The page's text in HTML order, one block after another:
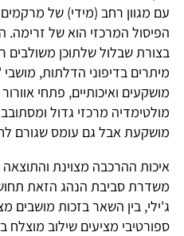
עם מגוון רחב (מידי) של מרקמים
הפיסול המרכזי הוא של זרימה.
בצורת שבלול שלתוכן משולבים
מיתרים בדיפוני הדלתות,
מושקעים ואיכותיים, פתחי
מולטימדיה מרכזי גדול
מושקעת אבל גם עומס שגורם
איכות ההרכבה מצוינת
משדרת סביבת הנהג הזאת
ג'ילי, בין השאר בזכות מושבים
ספורטיבי מציעים שילוב מוצלח